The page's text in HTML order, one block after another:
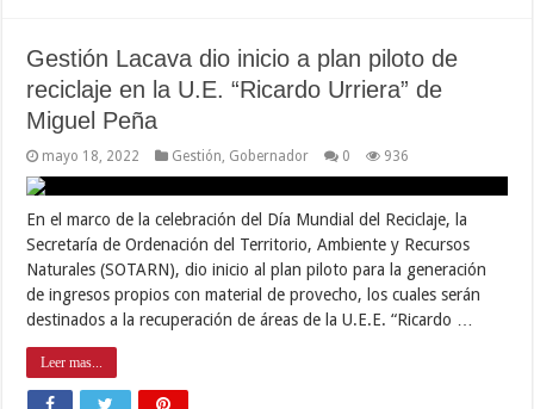
Gestión Lacava dio inicio a plan piloto de
reciclaje en la U.E. “Ricardo Urriera” de
Miguel Peña
mayo 18, 2022 Gestión Gobernador 0 936
En el marco de la celebración del Día Mundial del Reciclaje, la
Secretaría de Ordenación del Territorio, Ambiente y Recursos
Naturales (SOTARN), dio inicio al plan piloto para la generación
de ingresos propios con material de provecho, los cuales serán
destinados a la recuperación de áreas de la U.E.E. “Ricardo …
Leer mas...